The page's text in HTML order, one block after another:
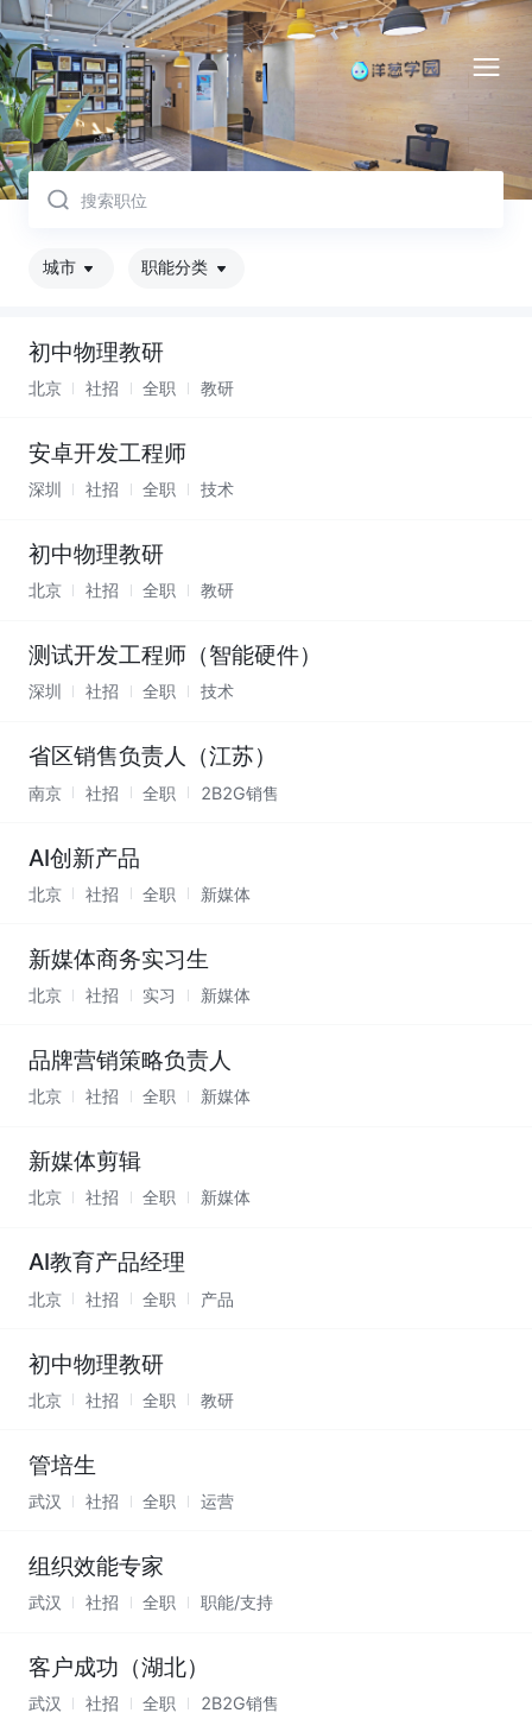
城市 职能分类
初中物理教研
北京 社招 全职 教研
安卓开发工程师
深圳 社招 全职 技术
初中物理教研
北京 社招 全职 教研
测试开发工程师（智能硬件）
深圳 社招 全职 技术
省区销售负责人（江苏）
南京 社招 全职 2B2G销售
AI创新产品
北京 社招 全职 新媒体
新媒体商务实习生
北京 社招 实习 新媒体
品牌营销策略负责人
北京 社招 全职 新媒体
新媒体剪辑
北京 社招 全职 新媒体
AI教育产品经理
北京 社招 全职 产品
初中物理教研
北京 社招 全职 教研
管培生
武汉 社招 全职 运营
组织效能专家
武汉 社招 全职 职能/支持
客户成功（湖北）
武汉 社招 全职 2B2G销售